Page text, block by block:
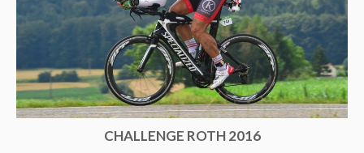
CHALLENGE ROTH 2016